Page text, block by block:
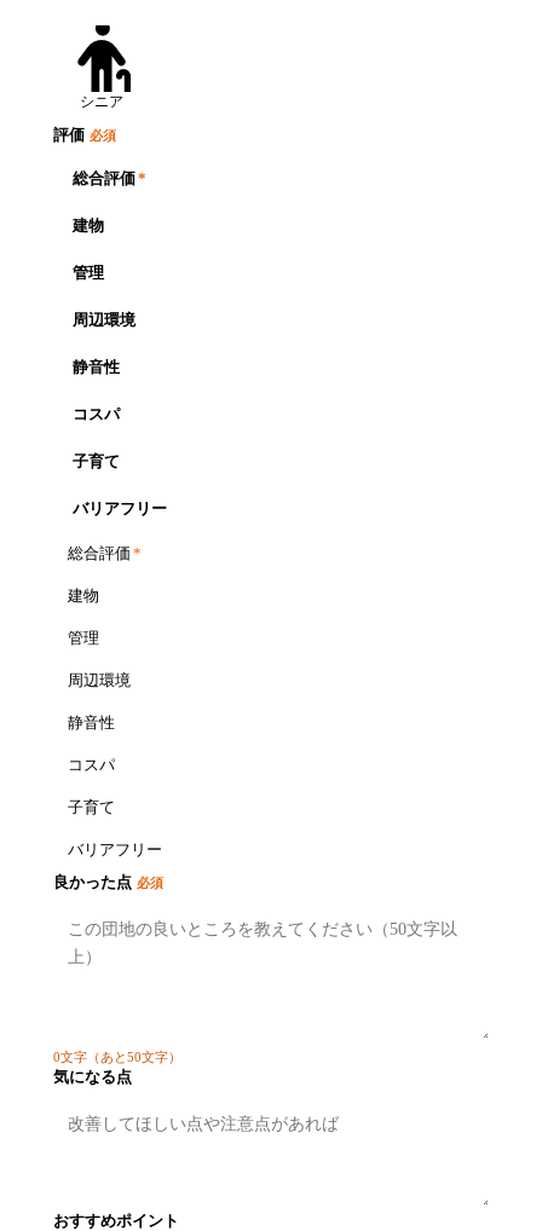
シニア
評価 必須
総合評価*
建物
管理
周辺環境
静音性
コスパ
子育て
バリアフリー
総合評価 *
建物
管理
周辺環境
静音性
コスパ
子育て
バリアフリー
良かった点 必須
0文字 （あと50文字）
気になる点
おすすめポイント